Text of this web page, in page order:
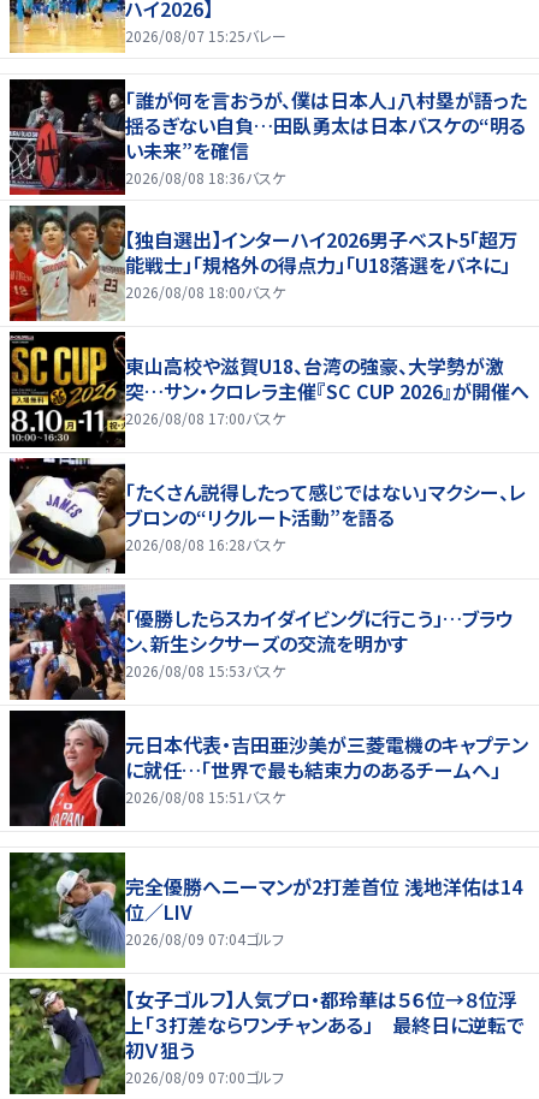
ハイ2026】
2026/08/07 15:25バレー
「誰が何を言おうが、僕は日本人」八村塁が語った
揺るぎない自負…田臥勇太は日本バスケの“明る
い未来”を確信
2026/08/08 18:36バスケ
【独自選出】インターハイ2026男子ベスト5「超万
能戦士」「規格外の得点力」「U18落選をバネに」
2026/08/08 18:00バスケ
東山高校や滋賀U18、台湾の強豪、大学勢が激
突…サン・クロレラ主催『SC CUP 2026』が開催へ
2026/08/08 17:00バスケ
「たくさん説得したって感じではない」マクシー、レ
ブロンの“リクルート活動”を語る
2026/08/08 16:28バスケ
「優勝したらスカイダイビングに行こう」…ブラウ
ン、新生シクサーズの交流を明かす
2026/08/08 15:53バスケ
元日本代表・吉田亜沙美が三菱電機のキャプテン
に就任…「世界で最も結束力のあるチームへ」
2026/08/08 15:51 バスケ
完全優勝へニーマンが2打差首位 浅地洋佑は14
位／LIV
2026/08/09 07:04ゴルフ
【女子ゴルフ】人気プロ・都玲華は５６位→８位浮
上「３打差ならワンチャンある」 最終日に逆転で
初Ｖ狙う
2026/08/09 07:00ゴルフ